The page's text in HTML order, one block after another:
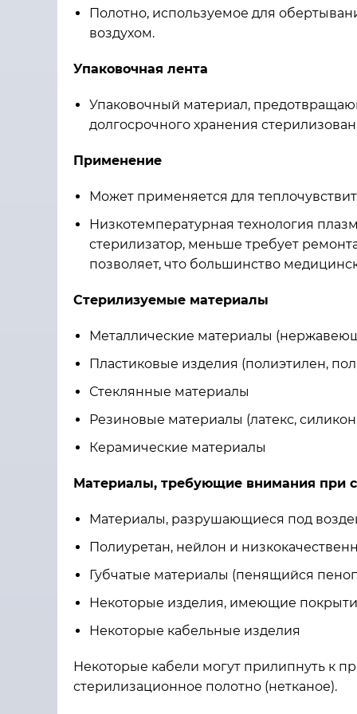
Полотно, используемое для
воздухом.
Упаковочная лента
Упаковочный материал,
долгосрочного хранения
Применение
Может применяется для
Низкотемпературная технология
стерилизатор, меньше требует
позволяет, что большинство
Стерилизуемые материалы
Металлические материалы
Пластиковые изделия (полиэтилен,
Стеклянные материалы
Резиновые материалы (латекс,
Керамические материалы
Материалы, требующие внимания при
Материалы, разрушающиеся под
Полиуретан, нейлон и
Губчатые материалы (пенящийся
Некоторые изделия, имеющие
Некоторые кабельные изделия
Некоторые кабели могут прилипнуть к
стерилизационное полотно (нетканое).